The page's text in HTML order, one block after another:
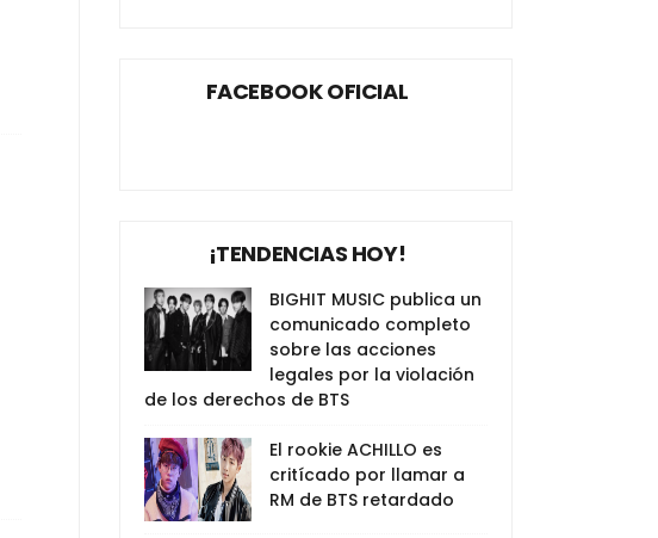
FACEBOOK OFICIAL
¡TENDENCIAS HOY!
BIGHIT MUSIC publica un
comunicado completo
sobre las acciones
legales por la violación
de los derechos de BTS
El rookie ACHILLO es
critícado por llamar a
RM de BTS retardado